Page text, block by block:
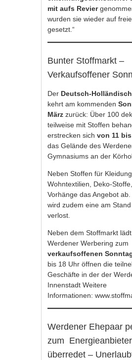
mit aufs Revier
wurden sie wieder auf
gesetzt.“
Bunter Stoffmarkt –
Verkaufsoffener
Der Deutsch-
kehrt am kommenden
März zurück: Über 100
teilweise mit Stoffen
erstrecken sichvon 11
das Gelände des
Gymnasiums an der
Neben Stoffen für
Wohntextilien, Deko-
Vorhänge das Angebot
wird zudem eine am
verlost.
Neben dem Stoffmarkt
Werdener Werbering zum
verkaufsoffenen
bis 18 Uhr öffnen die
Geschäfte in der der
Innenstadt Weitere
Informationen:
Werdener Ehepaar
zum
überredet –